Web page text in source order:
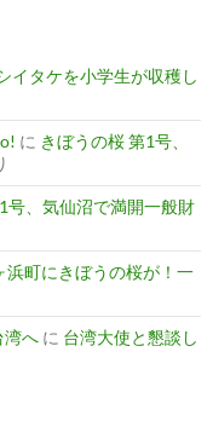
イタケを小学生が収穫し
に きぼうの桜 第1号、
号、気仙沼で満開一般財
浜町にきぼうの桜が！一
湾へ に 台湾大使と懇談し